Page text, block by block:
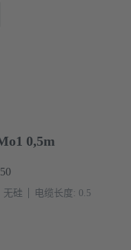
0,5m
无硅
电缆长度: 0.5